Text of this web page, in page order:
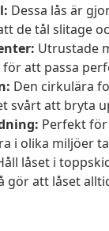
Dessa lås är
de tål slitage
Utrustade
att passa
Den cirkulära
svårt att bryta
Perfekt
i olika miljöer
låset i
gör att låset